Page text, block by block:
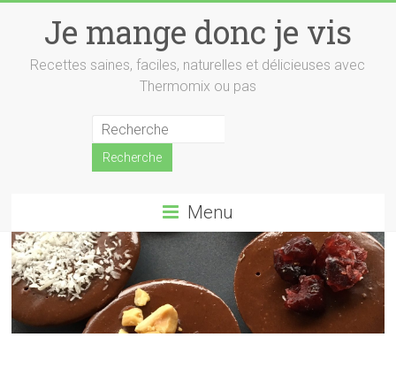
contentJe mange donc je vis
Recettes saines, faciles, naturelles et délicieuses avec
Thermomix ou pas
Menu